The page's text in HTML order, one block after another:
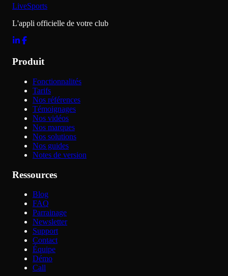
LiveSports
L'appli officielle de votre club
Produit
Fonctionnalités
Tarifs
Nos références
Témoignages
Nos vidéos
Nos marques
Nos solutions
Nos guides
Notes de version
Ressources
Blog
FAQ
Parrainage
Newsletter
Support
Contact
Équipe
Démo
Call